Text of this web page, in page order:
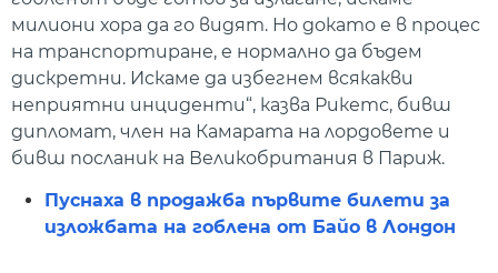
милиони хора да го видят. Но докато е в процес
на транспортиране, е нормално да бъдем
дискретни. Искаме да избегнем всякакви
неприятни инциденти“, казва Рикетс, бивш
дипломат, член на Камарата на лордовете и
бивш посланик на Великобритания в Париж.
Пуснаха в продажба първите билети за
изложбата на гоблена от Байо в Лондон